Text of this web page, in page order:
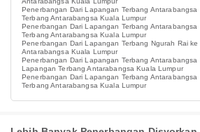
Penerbangan Dari Lapangan Terbang
Terbang Antarabangsa Kuala Lumpur
Penerbangan Dari Lapangan Terbang
Terbang Antarabangsa Kuala Lumpur
Penerbangan Dari Lapangan Terbang Ngurah Rai
Antarabangsa Kuala Lumpur
Penerbangan Dari Lapangan Terbang Antarabangsa
Lapangan Terbang Antarabangsa Kuala Lumpur
Penerbangan Dari Lapangan Terbang
Terbang Antarabangsa Kuala Lumpur